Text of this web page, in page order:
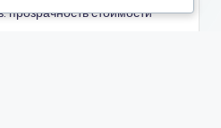
прозрачность стоимости